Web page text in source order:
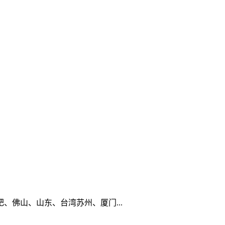
佛山、山东、台湾苏州、厦门...